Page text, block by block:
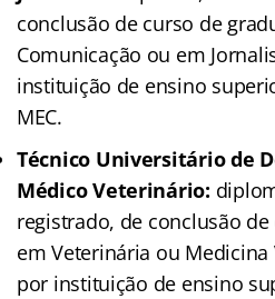
conclusão de curso de
Comunicação ou em
instituição de ensino
MEC.
Técnico Universitário de
Médico Veterinário:
registrado, de conclusão
em Veterinária ou
por instituição de ensino